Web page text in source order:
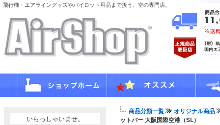
飛行機・エアライングッズやパイロット用品まで扱う、空の専門店。
いらっしゃいませ。
商品分類一覧
オリジナル商品
ットバー 大阪国際空港（SL）